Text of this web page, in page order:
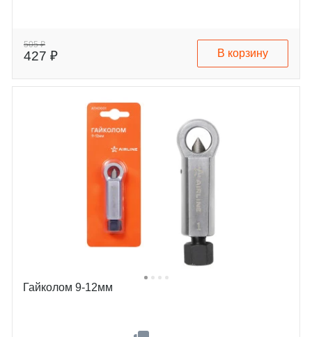
505 ₽
427 ₽ В корзину
Гайколом 9-12мм